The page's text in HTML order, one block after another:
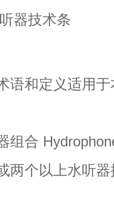
器技术条
和定义适用于
合
个以上水听器